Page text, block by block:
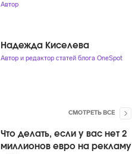
Автор
Надежда Киселева
Автор и редактор статей блога OneSpot
СМОТРЕТЬ ВСЕ
Что делать, если у вас нет 2
миллионов евро на рекламу